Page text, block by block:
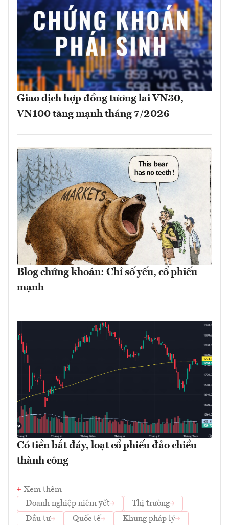
Giao dịch hợp đồng tương lai VN30,
VN100 tăng mạnh tháng 7/2026
Blog chứng khoán: Chỉ số yếu, cổ phiếu
mạnh
Có tiền bắt đáy, loạt cổ phiếu đảo chiều
thành công
Xem thêm
Doanh nghiệp niêm yết
Thị trường
Đầu tư
Quốc tế Khung pháp lý